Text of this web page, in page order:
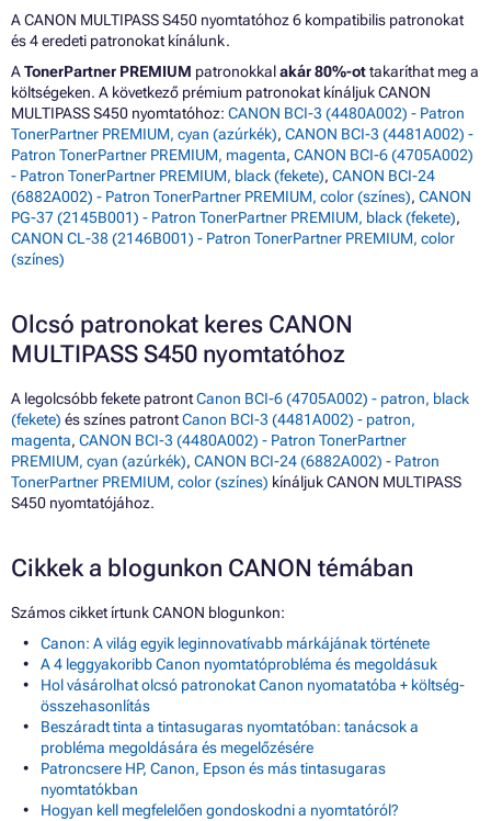
A CANON MULTIPASS S450 nyomtatóhoz 6 kompatibilis patronokat
és 4 eredeti patronokat kínálunk.
ATonerPartner PREMIUM patronokkalakár 80%-ottakaríthat meg a
költségeken. A következő prémium patronokat kínáljuk CANON
MULTIPASS S450 nyomtatóhoz: CANON BCI-3 (4480A002) - Patron
TonerPartner PREMIUM, cyan (azúrkék), CANON BCI-3 (4481A002) -
Patron TonerPartner PREMIUM, magenta, CANON BCI-6 (4705A002)
- Patron TonerPartner PREMIUM, black (fekete), CANON BCI-24
(6882A002) - Patron TonerPartner PREMIUM, color (színes), CANON
PG-37 (2145B001) - Patron TonerPartner PREMIUM, black (fekete),
CANON CL-38 (2146B001) - Patron TonerPartner PREMIUM, color
(színes)
Olcsó patronokat keres CANON
MULTIPASS S450 nyomtatóhoz
A legolcsóbb fekete patrontCanon BCI-6 (4705A002) - patron, black
(fekete) és színes patrontCanon BCI-3 (4481A002) - patron,
magenta, CANON BCI-3 (4480A002) - Patron TonerPartner
PREMIUM, cyan (azúrkék), CANON BCI-24 (6882A002) - Patron
TonerPartner PREMIUM, color (színes) kínáljuk CANON MULTIPASS
S450 nyomtatójához.
Cikkek a blogunkon CANON témában
Számos cikket írtunk CANON blogunkon:
Canon: A világ egyik leginnovatívabb márkájának története
A 4 leggyakoribb Canon nyomtatóprobléma és megoldásuk
Hol vásárolhat olcsó patronokat Canon nyomatatóba + költség-
összehasonlítás
Beszáradt tinta a tintasugaras nyomtatóban: tanácsok a
probléma megoldására és megelőzésére
Patroncsere HP, Canon, Epson és más tintasugaras
nyomtatókban
Hogyan kell megfelelően gondoskodni a nyomtatóról?